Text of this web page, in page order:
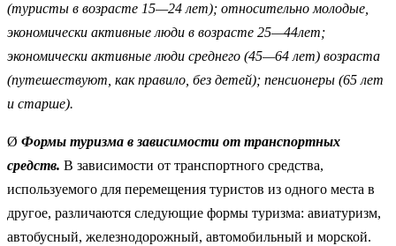
(туристы в возрасте 15—24 лет); относительно молодые,
экономически активные люди в возрасте 25—44лет;
экономически активные люди среднего (45—64 лет) возраста
(путешествуют, какправило, без детей); пенсионеры (65 лет
и старше).
Ø Формы туризма в зависимости от транспортных
средств. В зависимости от транспортного средства,
используемого для перемещения туристов из одного места в
другое, различаются следующие формы туризма: авиатуризм,
автобусный, железнодорожный, автомобильный и морской.